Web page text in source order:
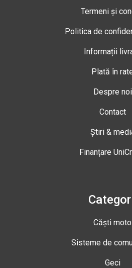
Termeni și
Politica de
Informații
Plată în
Despre noi
Contact
Știri &
Finanțare
Căști moto
Sisteme de
Geci